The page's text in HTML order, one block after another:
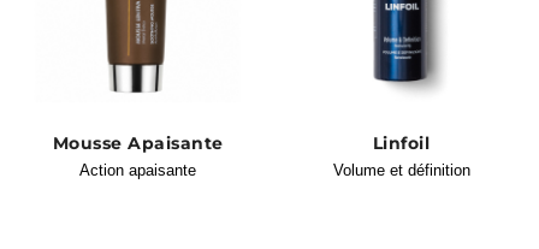
Mousse Apaisante
Action apaisante
Linfoil
Volume et définition